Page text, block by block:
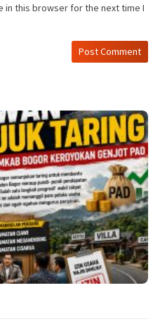
in this browser for the next time I